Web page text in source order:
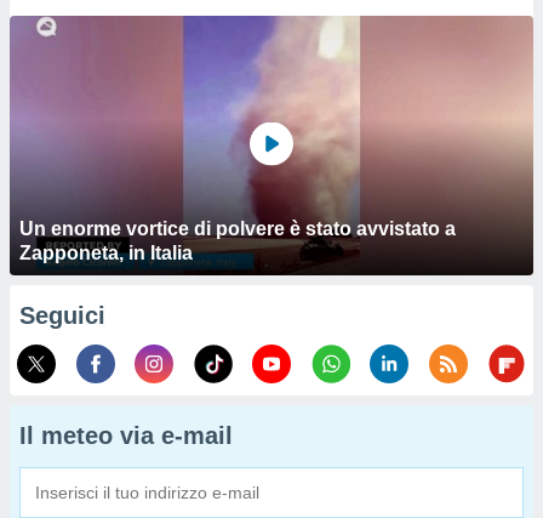
Un enorme vortice di polvere è stato avvistato a
Zapponeta, in Italia
Seguici
Il meteo via e-mail